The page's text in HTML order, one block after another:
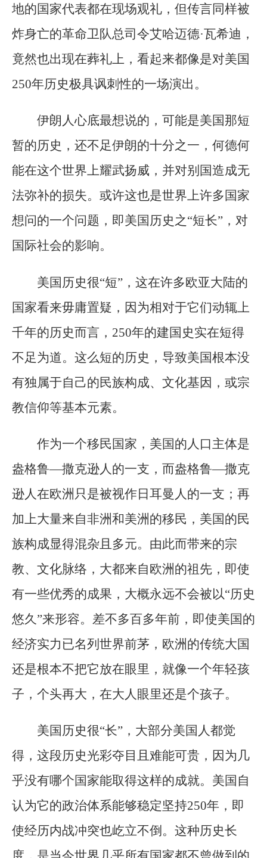
地的国家代表都在现场观礼，但传言同样被
炸身亡的革命卫队总司令艾哈迈德·瓦希迪，
竟然也出现在葬礼上，看起来都像是对美国
250年历史极具讽刺性的一场演出。
伊朗人心底最想说的，可能是美国那短
暂的历史，还不足伊朗的十分之一，何德何
能在这个世界上耀武扬威，并对别国造成无
法弥补的损失。或许这也是世界上许多国家
想问的一个问题，即美国历史之“短长”，对
国际社会的影响。
美国历史很“短”，这在许多欧亚大陆的
国家看来毋庸置疑，因为相对于它们动辄上
千年的历史而言，250年的建国史实在短得
不足为道。这么短的历史，导致美国根本没
有独属于自己的民族构成、文化基因，或宗
教信仰等基本元素。
作为一个移民国家，美国的人口主体是
盎格鲁—撒克逊人的一支，而盎格鲁—撒克
逊人在欧洲只是被视作日耳曼人的一支；再
加上大量来自非洲和美洲的移民，美国的民
族构成显得混杂且多元。由此而带来的宗
教、文化脉络，大都来自欧洲的祖先，即使
有一些优秀的成果，大概永远不会被以“历史
悠久”来形容。差不多百多年前，即使美国的
经济实力已名列世界前茅，欧洲的传统大国
还是根本不把它放在眼里，就像一个年轻孩
子，个头再大，在大人眼里还是个孩子。
美国历史很“长”，大部分美国人都觉
得，这段历史光彩夺目且难能可贵，因为几
乎没有哪个国家能取得这样的成就。美国自
认为它的政治体系能够稳定坚持250年，即
使经历内战冲突也屹立不倒。这种历史长